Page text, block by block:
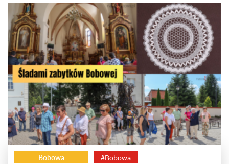
Bobowa #Bobowa